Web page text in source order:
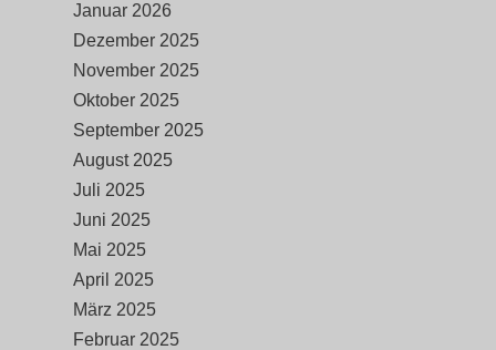
Januar 2026
Dezember 2025
November 2025
Oktober 2025
September 2025
August 2025
Juli 2025
Juni 2025
Mai 2025
April 2025
März 2025
Februar 2025